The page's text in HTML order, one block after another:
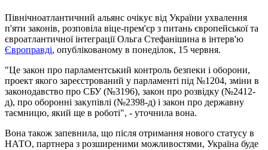
Північноатлантичний альянс очікує від України ухвалення
п'яти законів, розповіла віце-прем'єр з питань європейської та
євроатлантичної інтеграції Ольга Стефанішина в інтерв'ю
Європравді, опублікованому в понеділок, 15 червня.
"Це закон про парламентський контроль безпеки і оборони,
проект якого зареєстрований у парламенті під №1204, зміни в
законодавство про СБУ (№3196), закон про розвідку (№2412-
д), про оборонні закупівлі (№2398-д) і закон про державну
таємницю, який ще в роботі", - уточнила вона.
Вона також запевнила, що після отримання нового статусу в
НАТО, партнера з розширеними можливостями, Україна буде